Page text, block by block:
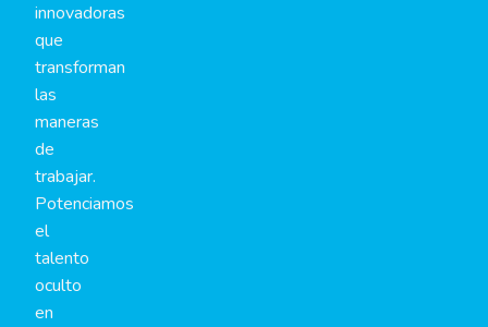
innovadoras
que
transforman
las
maneras
de
trabajar.
Potenciamos
el
talento
oculto
en